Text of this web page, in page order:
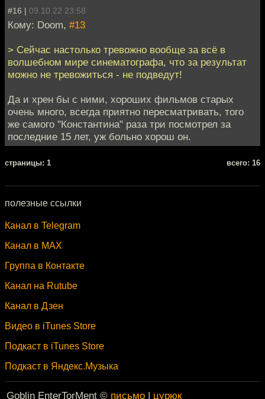
#16 | 09.10.22 23:58
Кому: Doom, #13
> Сейчас настолько тревожно вообще за всё в
волшебном мире синематографа, что за результат
можно не тревожиться - не подведут!
Да и хрен бы с ними, хороших фильмов старых
очень много, всегда приятно пересматривать, того
же самого "Константина" раза три посмотрел за
последние 15 лет, уж больно хорош он.
cтраницы: 1 всего: 16
полезные ссылки
Канал в Telegram
Канал в MAX
Группа в Контакте
Канал на Rutube
Канал в Дзен
Видео в iTunes Store
Подкаст в iTunes Store
Подкаст в Яндекс.Музыка
Goblin EnterTorMent © письмо | цурюк